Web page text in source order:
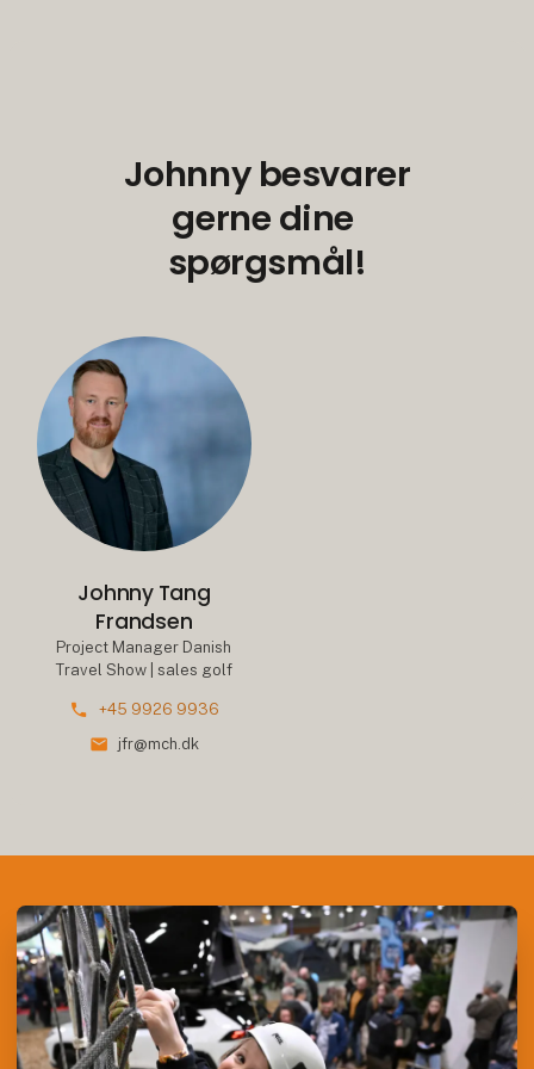
Johnny besvarer
gerne dine
spørgsmål!
Johnny Tang
Frandsen
Project Manager Danish
Travel Show | sales golf
phone +45 9926 9936
mail jfr@mch.dk